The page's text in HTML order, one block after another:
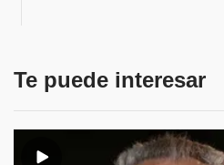
Te puede interesar